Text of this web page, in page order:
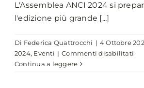
L'Assemblea ANCI 2024 si
l'edizione più grande [...]
Di Federica Quattrocchi | 4 Ottobre
2024, Eventi | Commenti disabilitati
Continua a leggere